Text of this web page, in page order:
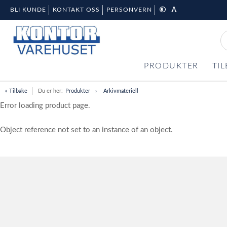
BLI KUNDE KONTAKT OSS PERSONVERN
PRODUKTER
« Tilbake Du er her: Produkter Arkivmateriell
Error loading product page.
Object reference not set to an instance of an object.